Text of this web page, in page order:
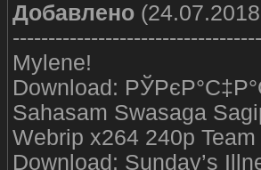
Добавлено
Mylene!
Download:
Sahasam Swasaga
Webrip x264 240p
Download: Sunday’s